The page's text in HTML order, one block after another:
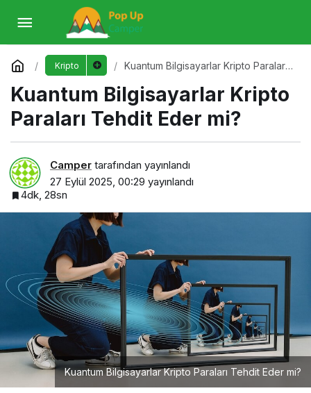
Kripto
Kuantum Bilgisayarlar Kripto Paraları
Kuantum Bilgisayarlar Kripto
Paraları Tehdit Eder mi?
Camper tarafından yayınlandı
27 Eylül 2025, 00:29 yayınlandı
4dk, 28sn
Kuantum Bilgisayarlar Kripto Paraları Tehdit Eder mi?
Kuantum Bilgisayarlar Kripto Paraları Tehdit
Eder mi?
Yorum Yap